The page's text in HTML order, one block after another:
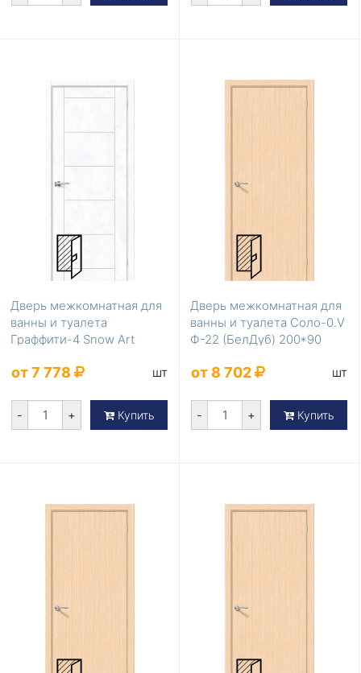
Дверь межкомнатная для
ванны и туалета
Граффити-4 Snow Art
от 7 778 шт
- + Купить
Дверь межкомнатная для
ванны и туалета Соло-0.V
Ф-22 (БелДуб) 200*90
от 8 702 шт
- + Купить